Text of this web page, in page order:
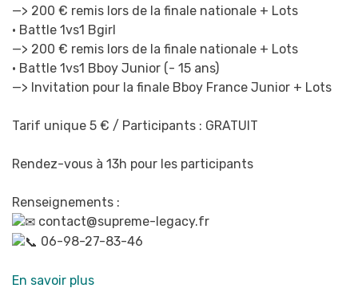
—> 200 € remis lors de la finale nationale + Lots
• Battle 1vs1 Bgirl
—> 200 € remis lors de la finale nationale + Lots
• Battle 1vs1 Bboy Junior (- 15 ans)
—> Invitation pour la finale Bboy France Junior + Lots
Tarif unique 5 € / Participants : GRATUIT
Rendez-vous à 13h pour les participants
Renseignements :
contact@supreme-legacy.fr
06-98-27-83-46
En savoir plus